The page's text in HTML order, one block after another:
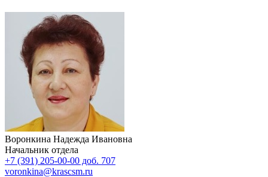
Воронкина Надежда Ивановна
Начальник отдела
+7 (391) 205-00-00 доб. 707
voronkina@krascsm.ru